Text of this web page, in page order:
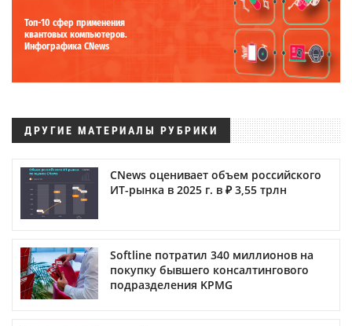
Топ-10 сфер применения
квантовых компьютеров.
Инфографика CNews
ДРУГИЕ МАТЕРИАЛЫ РУБРИКИ
CNews оценивает объем российского
ИТ-рынка в 2025 г. в ₽ 3,55 трлн
Softline потратил 340 миллионов на
покупку бывшего консалтингового
подразделения KPMG